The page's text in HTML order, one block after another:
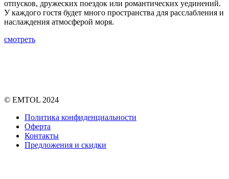
отпусков, дружеских поездок или романтических уединений.
У каждого гостя будет много пространства для расслабления и
наслаждения атмосферой моря.
смотреть
© EMTOL 2024
Политика конфиденциальности
Оферта
Контакты
Предложения и скидки